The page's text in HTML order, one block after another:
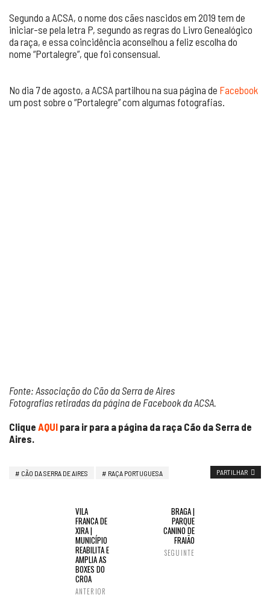
Segundo a ACSA, o nome dos cães nascidos em 2019 tem de
iniciar-se pela letra P, segundo as regras do Livro Genealógico
da raça, e essa coincidência aconselhou a feliz escolha do
nome “Portalegre”, que foi consensual.
No dia 7 de agosto, a ACSA partilhou na sua página de Facebook
um post sobre o “Portalegre” com algumas fotografias.
Fonte: Associação do Cão da Serra de Aires
Fotografias retiradas da página de Facebook da ACSA.
Clique AQUI para ir para a página da raça Cão da Serra de
Aires.
CÃO DA SERRA DE AIRES RAÇA PORTUGUESA PARTILHAR
VILA
FRANCA DE
XIRA |
MUNICÍPIO
REABILITA E
AMPLIA AS
BOXES DO
CROA
ANTERIOR
BRAGA |
PARQUE
CANINO DE
FRAIÃO
SEGUINTE